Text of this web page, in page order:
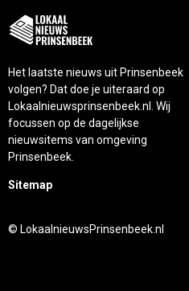
Het laatste nieuws uit Prinsenbeek
volgen? Dat doe je uiteraard op
Lokaalnieuwsprinsenbeek.nl. Wij
focussen op de dagelijkse
nieuwsitems van omgeving
Prinsenbeek.
Sitemap
© LokaalnieuwsPrinsenbeek.nl